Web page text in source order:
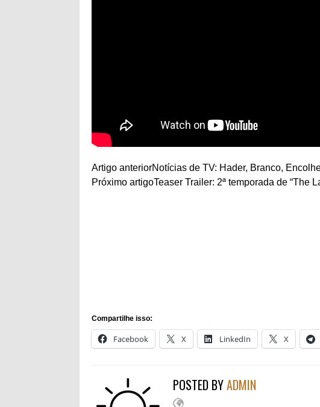
Artigo anteriorNotícias de TV: Hader, Branco,
Próximo artigoTeaser Trailer: 2ª temporada de “The
Compartilhe isso:
Facebook X LinkedIn X
POSTED BYADMIN